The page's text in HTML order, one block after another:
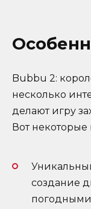
Bubbu 2:
несколько
делают игру
Вот некоторые
создание